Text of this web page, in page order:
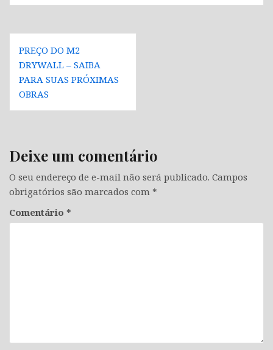
Navegação
de
Post
PREÇO DO M2
DRYWALL – SAIBA
PARA SUAS PRÓXIMAS
OBRAS
Deixe um comentário
O seu endereço de e-mail não será publicado. Campos
obrigatórios são marcados com *
Comentário *